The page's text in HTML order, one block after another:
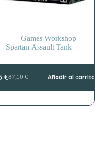
Games Workshop
Spartan Assault Tank
87,50€
El
precio
era:
€El
precio
es:
Añadir al carrito